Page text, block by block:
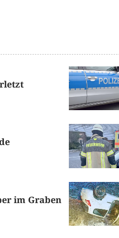
im Graben